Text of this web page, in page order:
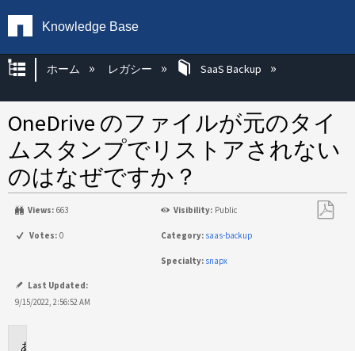
Knowledge Base
グローバル階層を展開/折りたたむ
ホーム レガシー SaaS Backup
OneDrive のファイルが元のタイ
ムスタンプでリストアされない
のはなぜですか？
Views: 663 Visibility: Public
Votes: 0 Category: saas-backup
Specialty: snapx
Last Updated:
9/15/2022, 2:56:52 AM